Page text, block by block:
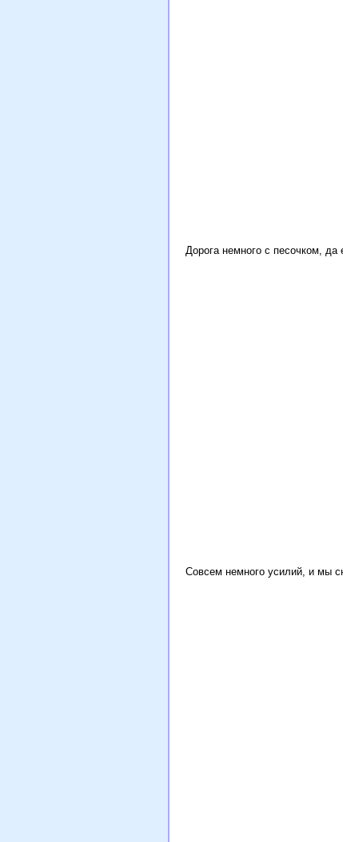
Дорога немного с песочком, да
Совсем немного усилий, и мы